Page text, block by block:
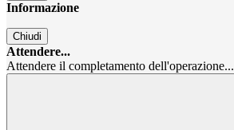
Informazione
Chiudi
Attendere...
Attendere il completamento dell'operazione...